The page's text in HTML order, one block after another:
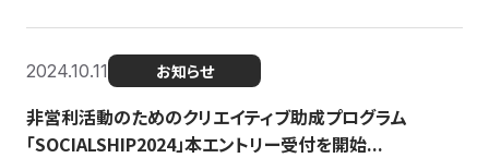
2024.10.11 お知らせ
非営利活動のためのクリエイティブ助成プログラム
「SOCIALSHIP2024」本エントリー受付を開始...